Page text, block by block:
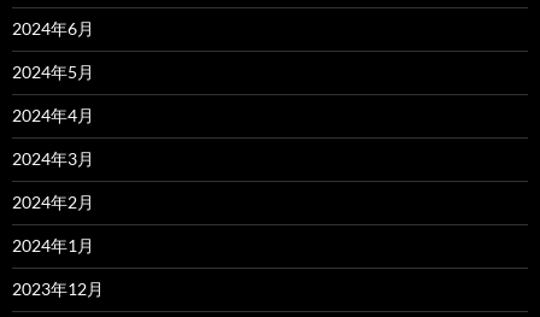
2024年6月
2024年5月
2024年4月
2024年3月
2024年2月
2024年1月
2023年12月